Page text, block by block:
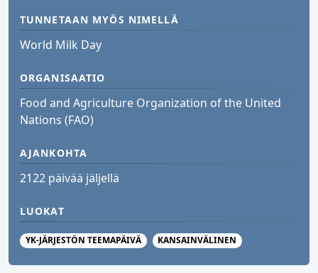
TUNNETAAN MYÖS NIMELLÄ
World Milk Day
ORGANISAATIO
Food and Agriculture Organization of the United
Nations (FAO)
AJANKOHTA
2122 päivää jäljellä
LUOKAT
YK-JÄRJESTÖN TEEMAPÄIVÄ KANSAINVÄLINEN